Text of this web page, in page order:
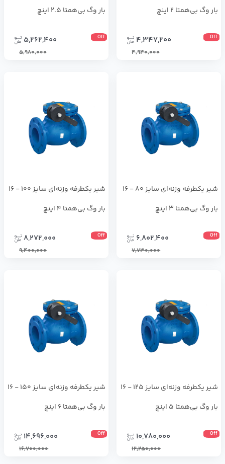
بار وگ بی‌همتا 2 اینچ
Off
4,347,200
4,940,000
بار وگ بی‌همتا 2.5 اینچ
Off
5,262,400
5,980,000
شیر یکطرفه وزنه‌ای سایز 80 - 16
بار وگ بی‌همتا 3 اینچ
Off
6,802,400
7,730,000
شیر یکطرفه وزنه‌ای سایز 100 - 16
بار وگ بی‌همتا 4 اینچ
Off
8,272,000
9,400,000
شیر یکطرفه وزنه‌ای سایز 125 - 16
بار وگ بی‌همتا 5 اینچ
Off
10,780,000
12,250,000
شیر یکطرفه وزنه‌ای سایز 150 - 16
بار وگ بی‌همتا 6 اینچ
Off
14,696,000
16,700,000